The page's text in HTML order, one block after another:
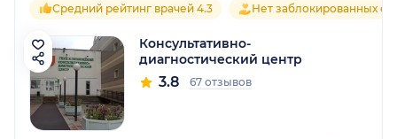
Средний рейтинг врачей 4.3 Нет заблокированных
Консультативно-
диагностический центр
3.8 67 отзывов